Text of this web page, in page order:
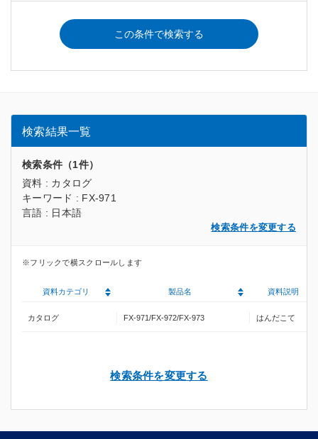
検索結果一覧
検索条件（1件）
資料 : カタログ
キーワード : FX-971
言語 : 日本語
検索条件を変更する
資料カテゴリ 製品名 資料説明
カタログ FX-971/FX-972/FX-973 はんだこて
検索条件を変更する